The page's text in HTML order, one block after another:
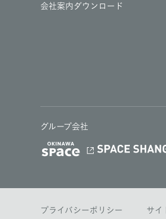
会社案内ダウンロード
グループ会社
プライバシーポリシー サイ